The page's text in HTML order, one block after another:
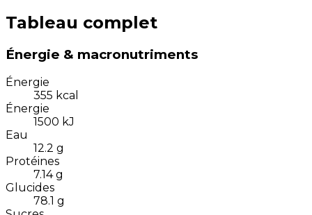
Tableau complet
Énergie & macronutriments
Énergie
355 kcal
Énergie
1500 kJ
Eau
12.2 g
Protéines
7.14 g
Glucides
78.1 g